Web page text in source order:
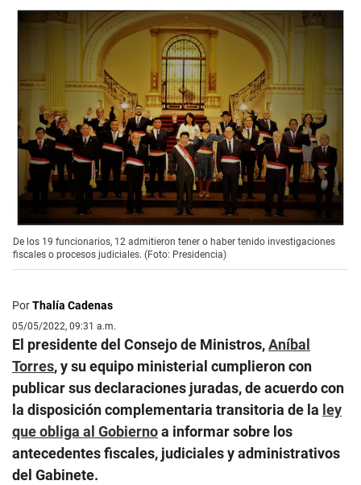
De los 19 funcionarios, 12 admitieron tener o haber tenido investigaciones
fiscales o procesos judiciales. (Foto: Presidencia)
PorThalía Cadenas
05/05/2022, 09:31 a.m.
El presidente del Consejo de Ministros,Aníbal
Torres, y su equipo ministerial cumplieron con
publicar sus declaraciones juradas, de acuerdo con
la disposición complementaria transitoria de la ley
que obliga al Gobiernoa informar sobre los
antecedentes fiscales, judiciales y administrativos
del Gabinete.